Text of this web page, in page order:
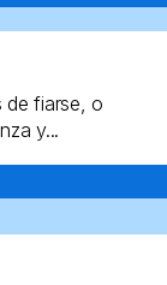
de fiarse, o
y...